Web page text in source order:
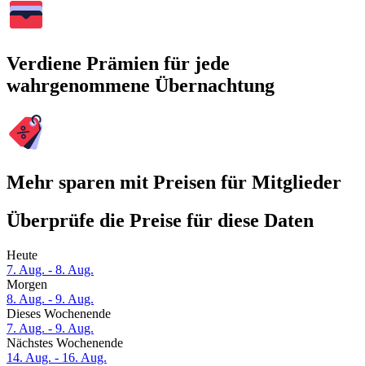
Verdiene Prämien für jede
wahrgenommene Übernachtung
Mehr sparen mit Preisen für Mitglieder
Überprüfe die Preise für diese Daten
Heute
7. Aug. - 8. Aug.
Morgen
8. Aug. - 9. Aug.
Dieses Wochenende
7. Aug. - 9. Aug.
Nächstes Wochenende
14. Aug. - 16. Aug.